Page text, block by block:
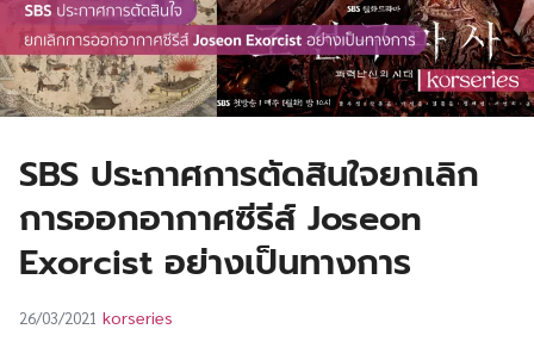
SBS ประกาศการตัดสินใจยกเลิก
การออกอากาศซีรีส์ Joseon
Exorcist อย่างเป็นทางการ
26/03/2021 korseries